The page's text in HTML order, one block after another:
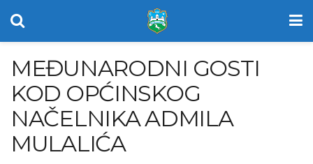
MEĐUNARODNI GOSTI
KOD OPĆINSKOG
NAČELNIKA ADMILA
MULALIĆA